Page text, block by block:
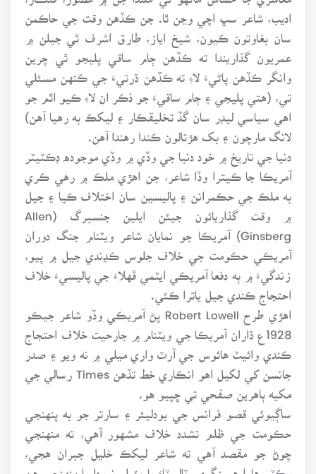
اديب، شاعر سڀ اچي وڃن ٿا. جن ڪڏهن وقت جي حاڪمن
سان بغاوتون ڪيون، شيخ اياز، طارق اشرف ٿي جيلن ۾
عمريون گذاريندا ته ڪڏهن ڄام ساقي پليجو ٿي چرين
وانگر ڪڏهن پاڻيءَ لاءِ ته ڪڏهن ڌرتيءَ جي ڪنهن مسئلي
تي، (هتي پليجي ۽ ڄام ساقيءَ جو ذڪر ان لاءِ ڪيو اٿم جو
اهي سياسي ليڊر سان گڏ تخليقڪار ۽ ليکڪ به رهيا آهن)
لانگ مارچون ۽ بک هڙتالون ڪندا رهندا آهن.
دنيا جي تاريخ ۾ خود دنيا جي وڏي ۾ وڏي موجوده ڊڪٽيٽر
آمريڪا جا ڪيترا وڏا شاعر، جن اهڙي ملڪ ۾ رهي ڪري
به ملڪ جي حڪمرانن ۽ پاليسين سان اختلاف ڪيا ۽ جيل
۾ وقت گذاريائون جيئن ايلين جنسبرگ (Allen
Ginsberg) آمريڪا جو نمايان شاعر ويٽنام جنگ دوران
آمريڪي حڪومت جي خلاف جلوس ڪڍندي جيل ۾ پيو،
زندگيءَ ۾ ٻه دفعا آمريڪي ايٽمي ڦهلاءَ جي پاليسيءَ خلاف
احتجاج ڪندي جيل ياترا ڪئي.
اهڙي طرح Robert Lowell پڻ آمريڪي وڏو شاعر جيڪو
1928ع ڌاران آمريڪا جي ويٽنام ۾ جارحيت خلاف احتجاج
ڪندي وائيٽ هائوس جي آرٽ واري ميلي ۾ نه ويو ۽ صدر
جانسن کي لکيل اهو انڪاري خط تڏهن Times رسالي جي
مکيه ٻاهرين صفحي تي ڇپيو هو.
ساڳيوئي قصو فرانس جي بودليئر ۽ سارتر جو به پنهنجي
حڪومت جي ظلم تشدد خلاف مشهور آهي، ته منهنجي
چوڻ جو مقصد آهي ته شاعر ليکڪ خليل جبران هجي،
وڪٽر هارا هيمنگوي، ٽالسٽاءَ يا پئبلو نرودا يا منهنجي هن